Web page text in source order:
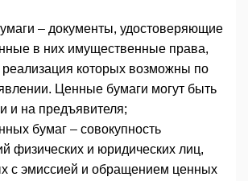
– документы, удостоверяющие
в них имущественные права,
реализация которых возможны по
Ценные бумаги могут быть
и на предъявителя;
бумаг – совокупность
физических и юридических лиц,
с эмиссией и обращением ценных